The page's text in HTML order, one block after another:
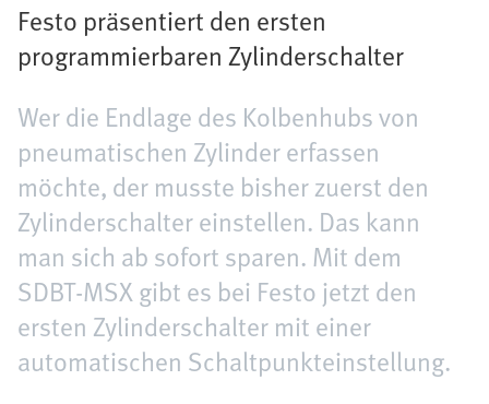
Festo präsentiert den ersten
programmierbaren Zylinderschalter
Wer die Endlage des Kolbenhubs von
pneumatischen Zylinder erfassen
möchte, der musste bisher zuerst den
Zylinderschalter einstellen. Das kann
man sich ab sofort sparen. Mit dem
SDBT-MSX gibt es bei Festo jetzt den
ersten Zylinderschalter mit einer
automatischen Schaltpunkteinstellung.